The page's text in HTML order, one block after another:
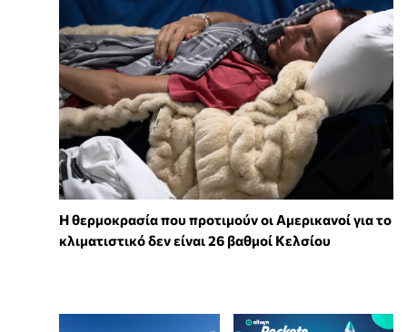
Η θερμοκρασία που προτιμούν οι Αμερικανοί για το
κλιματιστικό δεν είναι 26 βαθμοί Κελσίου